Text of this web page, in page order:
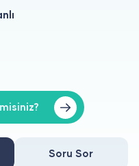
Soru Sor